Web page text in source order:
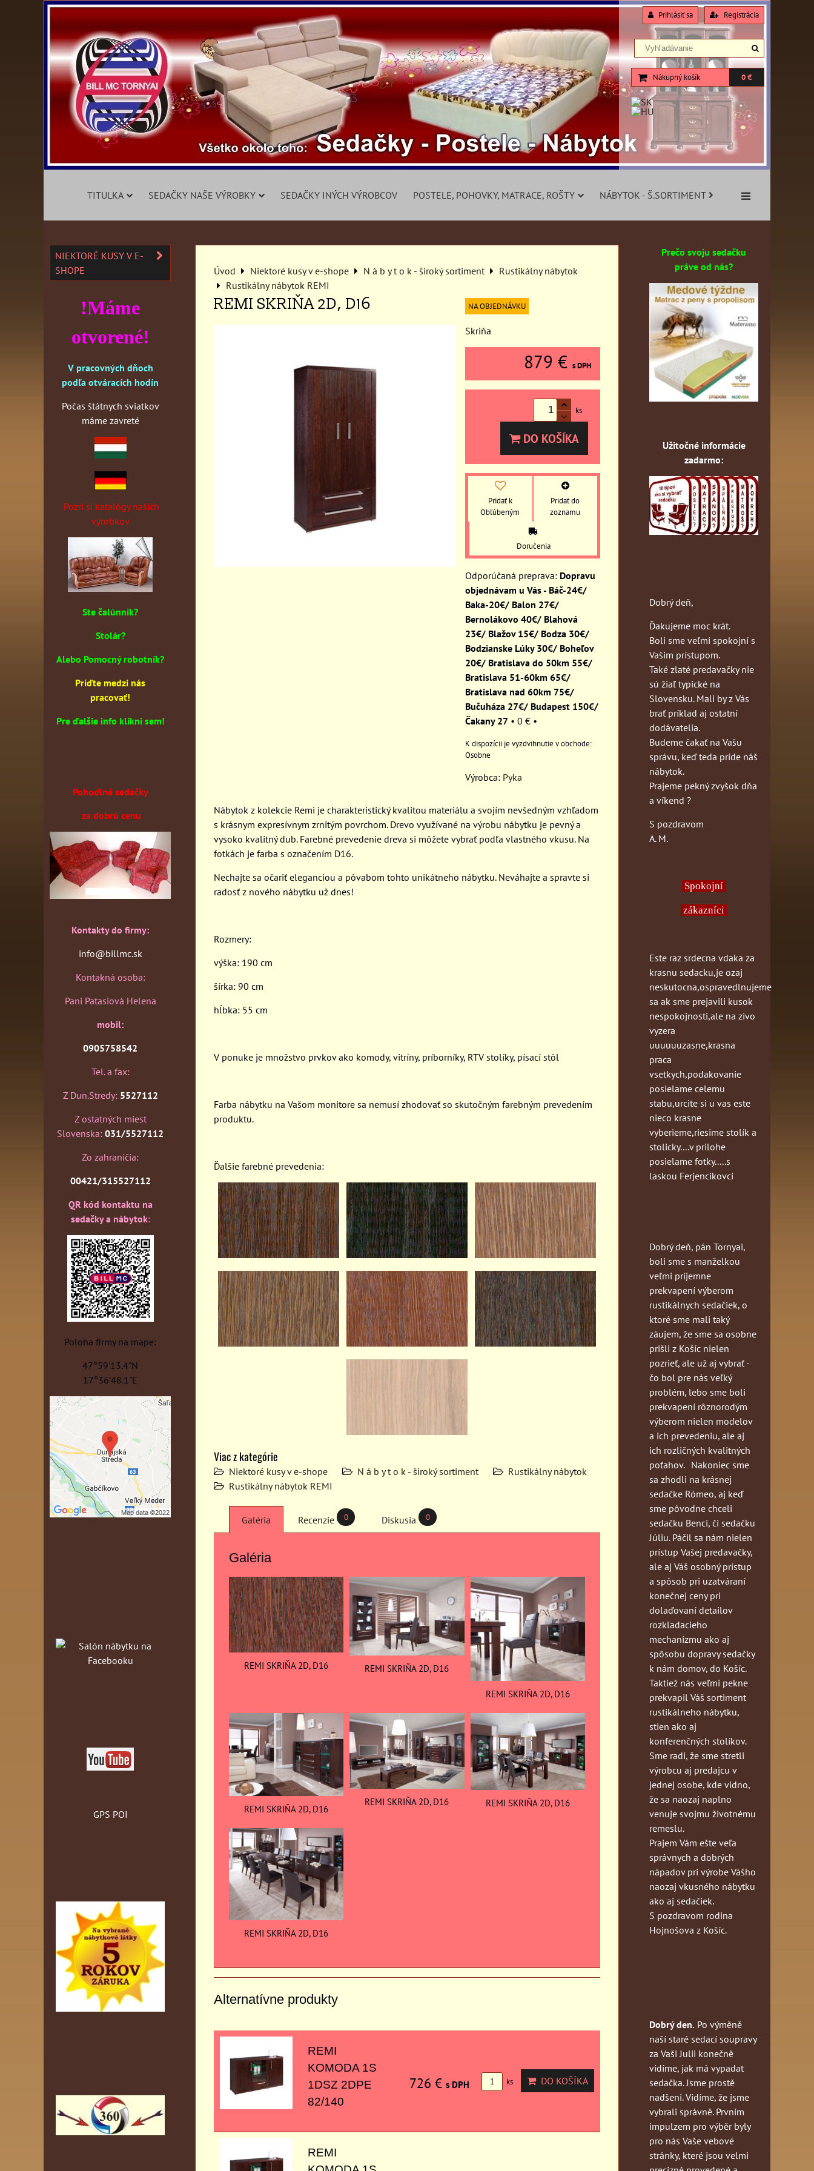
Prihlásiť sa Registrácia
Nákupný košík 0 €
TITULKA SEDAČKY NAŠE VÝROBKY SEDAČKY INÝCH VÝROBCOV POSTELE, POHOVKY, MATRACE, ROŠTY NÁBYTOK - Š.SORTIMENT
Úvod Niektoré kusy v e-shope N á b y t o k - široký sortiment
Rustikálny nábytok
Rustikálny nábytok REMI
REMI SKRIŇA 2D, D16 NA OBJEDNÁVKU
Skriňa
879 € s DPH
ks
DO KOŠÍKA
Pridať k
Obľúbeným
Pridať do
zoznamu
Doručenia
Dopravu
objednávam u Vás - Báč-24€/
Baka-20€/ Balon 27€/
Bernolákovo 40€/ Blahová
23€/ Blažov 15€/ Bodza 30€/
Bodzianske Lúky 30€/ Boheľov
20€/ Bratislava do 50km 55€/
Bratislava 51-60km 65€/
Bratislava nad 60km 75€/
Bučuháza 27€/ Budapest 150€/
Čakany 27 • 0 € •
Osobne
Výrobca: Pyka
Nábytok z kolekcie Remi je charakteristický kvalitou materiálu a svojím nevšedným vzhľadom
s krásnym expresívnym zrnitým povrchom. Drevo využívané na výrobu nábytku je pevný a
vysoko kvalitný dub. Farebné prevedenie dreva si môžete vybrať podľa vlastného vkusu. Na
fotkách je farba s označením D16.
Nechajte sa očariť eleganciou a pôvabom tohto unikátneho nábytku. Neváhajte a spravte si
radosť z nového nábytku už dnes!
Rozmery:
výška: 190 cm
šírka: 90 cm
hĺbka: 55 cm
V ponuke je množstvo prvkov ako komody, vitríny, príborníky, RTV stolíky, písací stôl
Farba nábytku na Vašom monitore sa nemusí zhodovať so skutočným farebným prevedením
produktu.
Ďalšie farebné prevedenia:
Viac z kategórie
Niektoré kusy v e-shope N á b y t o k - široký sortiment
Rustikálny nábytok
Rustikálny nábytok REMI
Galéria Recenzie 0 Diskusia 0
Galéria
REMI SKRIŇA 2D, D16 REMI SKRIŇA 2D, D16
REMI SKRIŇA 2D, D16
REMI SKRIŇA 2D, D16
REMI SKRIŇA 2D, D16 REMI SKRIŇA 2D, D16
REMI SKRIŇA 2D, D16
Alternatívne produkty
REMI
KOMODA 1S
1DSZ 2DPE
82/140
726 € s DPH ks DO KOŠÍKA
REMI
NIEKTORÉ KUSY V E-
SHOPE
!Máme
otvorené!
V pracovných dňoch
podľa otváracích hodín
Počas štátnych sviatkov
máme zavreté
Pozri si katalógy našich
výrobkov
Ste čalúnník?
Stolár?
Alebo Pomocný robotník?
Príďte medzi nás
pracovať!
Pre ďalšie info klikni sem!
Pohodlné sedačky
za dobrú cenu
Kontakty do firmy:
info@billmc.sk
Kontakná osoba:
Pani Patasiová Helena
mobil:
0905758542
Tel. a fax:
Z Dun.Stredy: 5527112
Z ostatných miest
Slovenska: 031/5527112
Zo zahraničia:
00421/315527112
QR kód kontaktu na
sedačky a nábytok:
Poloha firmy na mape:
47°59'13.4"N
17°36'48.1"E
GPS POI
Prečo svoju sedačku
práve od nás?
Užitočné informácie
zadarmo:
Dobrý deň,
Ďakujeme moc krát.
Boli sme veľmi spokojní s
Vašim prístupom.
Také zlaté predavačky nie
sú žiaľ typické na
Slovensku. Mali by z Vás
brať príklad aj ostatní
dodávatelia.
Budeme čakať na Vašu
správu, keď teda príde náš
nábytok.
Prajeme pekný zvyšok dňa
a víkend ?
S pozdravom
A. M.
Spokojní
zákazníci
Este raz srdecna vdaka za
krasnu sedacku,je ozaj
neskutocna,ospravedlnujeme
sa ak sme prejavili kusok
nespokojnosti,ale na zivo
vyzera
uuuuuuzasne,krasna
praca
vsetkych,podakovanie
posielame celemu
stabu,urcite si u vas este
nieco krasne
vyberieme,riesime stolík a
stolicky....v prilohe
posielame fotky.....s
laskou Ferjencikovci
Dobrý deň, pán Tornyai,
boli sme s manželkou
veľmi príjemne
prekvapení výberom
rustikálnych sedačiek, o
ktoré sme mali taký
záujem, že sme sa osobne
prišli z Košíc nielen
pozrieť, ale už aj vybrať -
čo bol pre nás veľký
problém, lebo sme boli
prekvapení rôznorodým
výberom nielen modelov
a ich prevedeniu, ale aj
ich rozličných kvalitných
poťahov. Nakoniec sme
sa zhodli na krásnej
sedačke Rómeo, aj keď
sme pôvodne chceli
sedačku Benci, či sedačku
Júliu. Páčil sa nám nielen
prístup Vašej predavačky,
ale aj Váš osobný prístup
a spôsob pri uzatváraní
konečnej ceny pri
dolaďovaní detailov
rozkladacieho
mechanizmu ako aj
spôsobu dopravy sedačky
k nám domov, do Košíc.
Taktiež nás veľmi pekne
prekvapil Váš sortiment
rustikálneho nábytku,
stien ako aj
konferenčných stolíkov.
Sme radi, že sme stretli
výrobcu aj predajcu v
jednej osobe, kde vidno,
že sa naozaj naplno
venuje svojmu životnému
remeslu.
Prajem Vám ešte veľa
správnych a dobrých
nápadov pri výrobe Vášho
naozaj vkusného nábytku
ako aj sedačiek.
S pozdravom rodina
Hojnošova z Košíc.
Dobrý den. Po výměně
naší staré sedací soupravy
za Vaši Julii konečně
vidíme, jak má vypadat
sedačka. Jsme prostě
nadšeni. Vidíme, že jsme
vybrali správně. Prvním
impulzem pro výběr byly
pro nás Vaše vebové
stránky, které jsou velmi